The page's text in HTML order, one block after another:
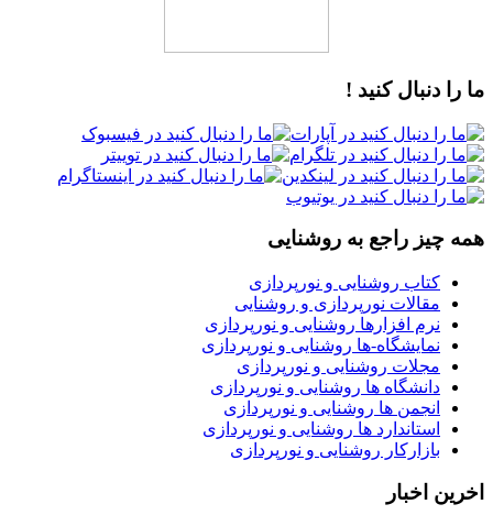
ما را دنبال کنید !
همه چیز راجع به روشنایی
کتاب روشنایی و نورپردازی
مقالات نورپردازی و روشنایی
نرم افزارها روشنایی و نورپردازی
نمایشگاه-ها روشنایی و نورپردازی
مجلات روشنایی و نورپردازی
دانشگاه ها روشنایی و نورپردازی
انجمن ها روشنایی و نورپردازی
استاندارد ها روشنایی و نورپردازی
بازارکار روشنایی و نورپردازی
اخرین اخبار